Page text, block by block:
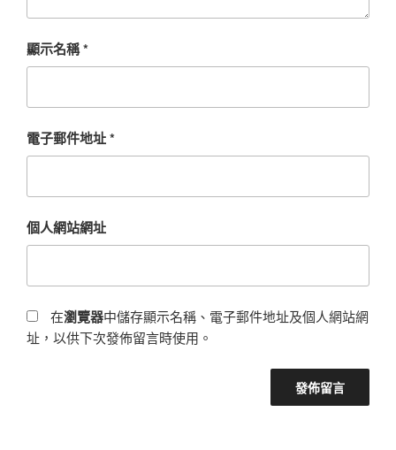
顯示名稱*
電子郵件地址*
個人網站網址
在瀏覽器中儲存顯示名稱、電子郵件地址及個人網站網
址，以供下次發佈留言時使用。